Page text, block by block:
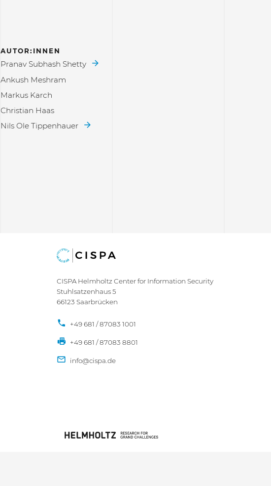
AUTOR:INNEN
Pranav Subhash Shetty
Ankush Meshram
Markus Karch
Christian Haas
Nils Ole Tippenhauer
CISPA Helmholtz Center for Information Security
Stuhlsatzenhaus 5
66123 Saarbrücken
+49 681 / 87083 1001
+49 681 / 87083 8801